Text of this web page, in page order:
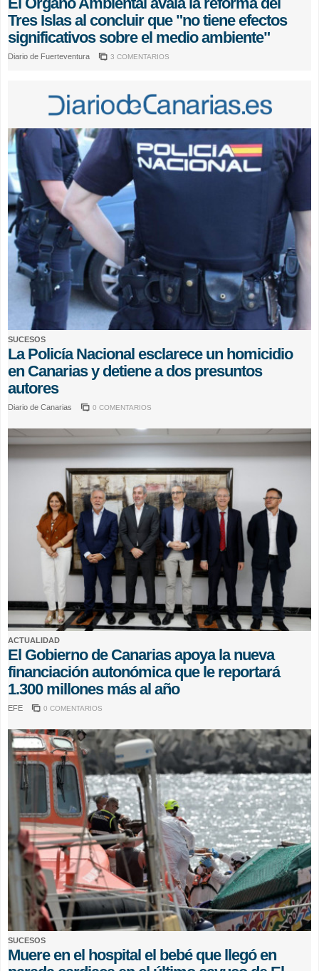
Tres Islas al concluir que "no tiene efectos
significativos sobre el medio ambiente"
Diario de Fuerteventura 3 COMENTARIOS
SUCESOS
La Policía Nacional esclarece un homicidio
en Canarias y detiene a dos presuntos
autores
Diario de Canarias 0 COMENTARIOS
ACTUALIDAD
El Gobierno de Canarias apoya la nueva
financiación autonómica que le reportará
1.300 millones más al año
EFE 0 COMENTARIOS
SUCESOS
Muere en el hospital el bebé que llegó en